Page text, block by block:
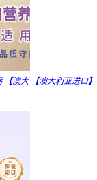
澳大 【澳大利亚进口】